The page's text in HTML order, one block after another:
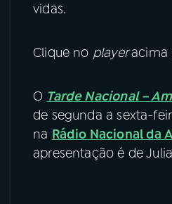
Instagram
vidas.
Clique no playeracima
O Tarde Nacional –
de segunda a sexta-
na Rádio Nacional da
apresentação é de